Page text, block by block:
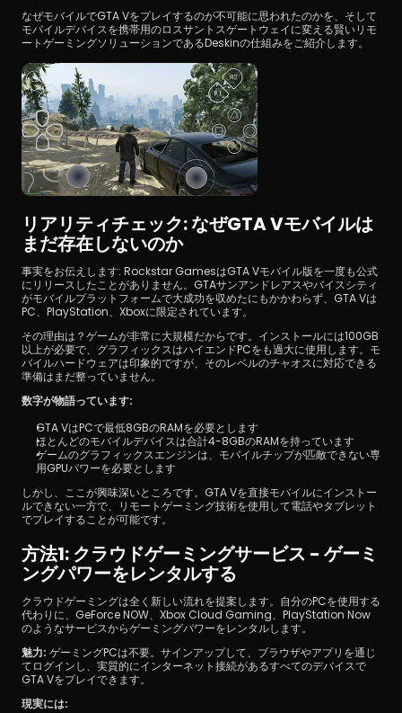
なぜモバイルでGTA Vをプレイするのが不可能に思われたのかを、そして
モバイルデバイスを携帯用のロスサントスゲートウェイに変える賢いリモ
ートゲーミングソリューションであるDeskinの仕組みをご紹介します。
リアリティチェック: なぜGTA Vモバイルは
まだ存在しないのか
事実をお伝えします: Rockstar GamesはGTA Vモバイル版を一度も公式
にリリースしたことがありません。GTAサンアンドレアスやバイスシティ
がモバイルプラットフォームで大成功を収めたにもかかわらず、GTA Vは
PC、PlayStation、Xboxに限定されています。
その理由は？ゲームが非常に大規模だからです。インストールには100GB
以上が必要で、グラフィックスはハイエンドPCをも過大に使用します。モ
バイルハードウェアは印象的ですが、そのレベルのチャオスに対応できる
準備はまだ整っていません。
数字が物語っています:
GTA VはPCで最低8GBのRAMを必要とします
ほとんどのモバイルデバイスは合計4-8GBのRAMを持っています
ゲームのグラフィックスエンジンは、モバイルチップが匹敵できない専
用GPUパワーを必要とします
しかし、ここが興味深いところです。GTA Vを直接モバイルにインストー
ルできない一方で、リモートゲーミング技術を使用して電話やタブレット
でプレイすることが可能です。
方法1: クラウドゲーミングサービス - ゲーミ
ングパワーをレンタルする
クラウドゲーミングは全く新しい流れを提案します。自分のPCを使用する
代わりに、GeForce NOW、Xbox Cloud Gaming、PlayStation Now
のようなサービスからゲーミングパワーをレンタルします。
魅力: ゲーミングPCは不要。サインアップして、ブラウザやアプリを通じ
てログインし、実質的にインターネット接続があるすべてのデバイスで
GTA Vをプレイできます。
現実には:
ダウンロード